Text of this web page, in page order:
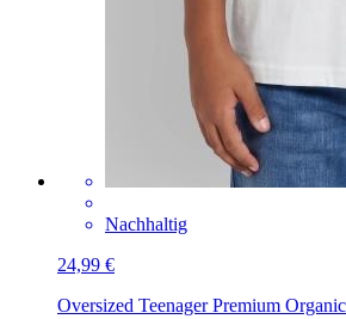
Nachhaltig
24,99 €
Oversized Teenager Premium